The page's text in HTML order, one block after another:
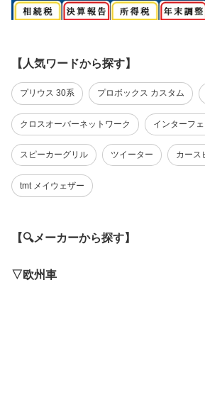
【人気ワードから探す】
プリウス 30系 プロボックス カスタム
クロスオーバーネットワーク インターフ
スピーカーグリル ツイーター カース
tmt メイウェザー
【🔍メーカーから探す】
▽欧州車